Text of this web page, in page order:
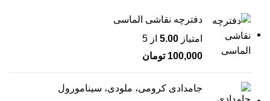
دفترچه نقاشی الماسی
امتیاز 5.00 از 5
100,000 تومان
جامدادی کرومی، ملودی، سینامورول